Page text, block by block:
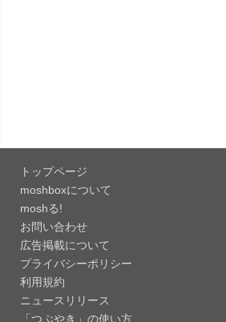
「Pokémon GO 0.423.1」iOS
ス。
「OneDrive 26.134.0713」
ース。...
トップページ
moshboxについて
moshる!
お問い合わせ
広告掲載について
プライバシーポリシー
利用規約
ニュースリリース
「つぶやき」の使い方